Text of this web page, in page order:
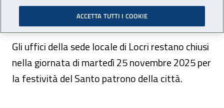
restano chiusi per festività.
Gli uffici della sede locale di Locri restano chiusi
nella giornata di martedì 25 novembre 2025 per
la festività del Santo patrono della città.
ACCETTA TUTTI I COOKIE